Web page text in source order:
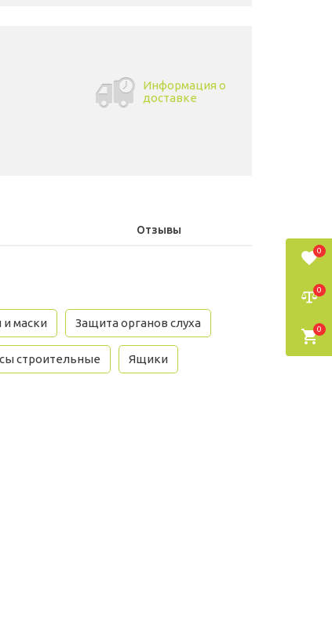
Информация о
доставке
Отзывы
маски Защита органов слуха
строительные Ящики
0
0
0